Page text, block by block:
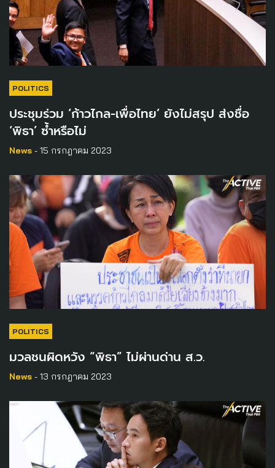
POLITICS
ประชุมร่วม ‘ก้าวไกล-เพื่อไทย’ ยังไม่สรุป ส่งชื่อ
‘พิธา’ ซ้ำหรือไม่
News - 15 กรกฎาคม 2023
POLITICS
มวลชนผิดหวัง “พิธา” ไม่ผ่านด่าน ส.ว.
News - 13 กรกฎาคม 2023